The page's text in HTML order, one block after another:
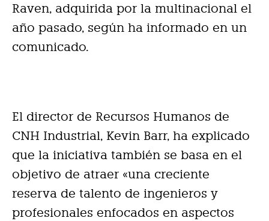
Raven, adquirida por la multinacional el
año pasado, según ha informado en un
comunicado.
El director de Recursos Humanos de
CNH Industrial, Kevin Barr, ha explicado
que la iniciativa también se basa en el
objetivo de atraer «una creciente
reserva de talento de ingenieros y
profesionales enfocados en aspectos